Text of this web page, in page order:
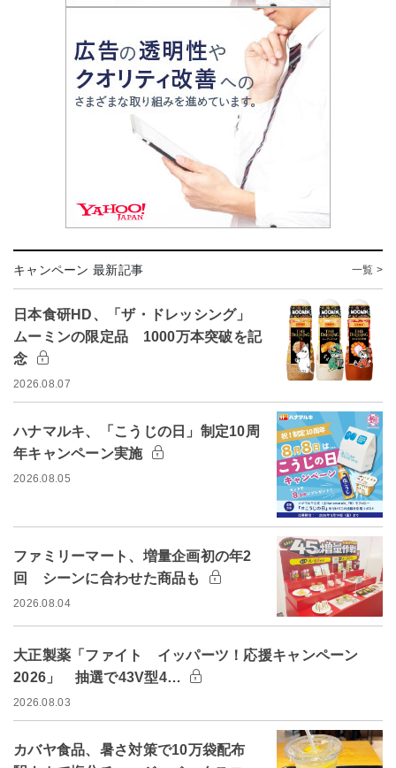
キャンペーン 最新記事 一覧 >
日本食研HD、「ザ・ドレッシング」
ムーミンの限定品 1000万本突破を記
念
2026.08.07
ハナマルキ、「こうじの日」制定10周
年キャンペーン実施
2026.08.05
ファミリーマート、増量企画初の年2
回 シーンに合わせた商品も
2026.08.04
大正製薬「ファイト イッパーツ！応援キャンペーン
2026」 抽選で43V型4…
2026.08.03
カバヤ食品、暑さ対策で10万袋配布